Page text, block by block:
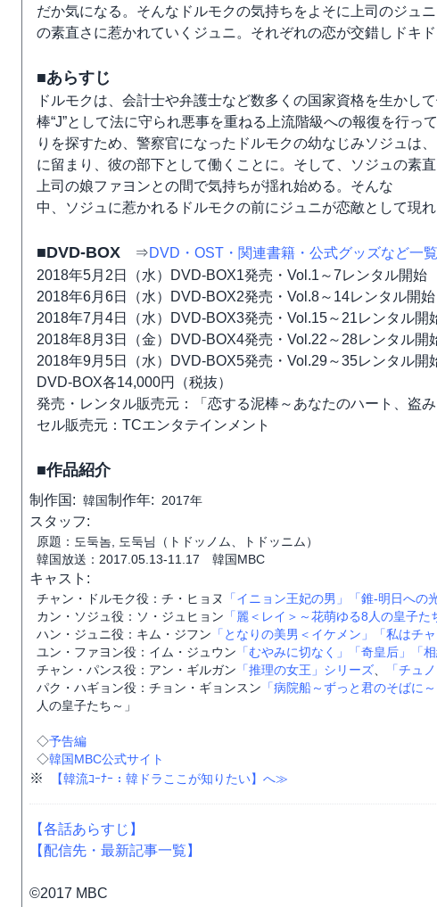
だか気になる。そんなドルモクの気持ちをよそに上司のジュ
の素直さに惹かれていくジュニ。それぞれの恋が交錯しドキ
■あらすじ
ドルモクは、会計士や弁護士など数多くの国家資格を生かし
棒“J”として法に守られ悪事を重ねる上流階級への報復を行
りを探すため、警察官になったドルモクの幼なじみソジュは
に留まり、彼の部下として働くことに。そして、ソジュの素
上司の娘ファヨンとの間で気持ちが揺れ始める。そんな
中、ソジュに惹かれるドルモクの前にジュニが恋敵として現
■DVD-BOX ⇒DVD・OST・関連書籍・公式グッズなど一
2018年5月2日（水）DVD-BOX1発売・Vol.1～7レンタル開始
2018年6月6日（水）DVD-BOX2発売・Vol.8～14レンタル開始
2018年7月4日（水）DVD-BOX3発売・Vol.15～21レンタル開
2018年8月3日（金）DVD-BOX4発売・Vol.22～28レンタル開
2018年9月5日（水）DVD-BOX5発売・Vol.29～35レンタル開
DVD-BOX各14,000円（税抜）
発売・レンタル販売元：「恋する泥棒～あなたのハート、盗
セル販売元：TCエンタテインメント
■作品紹介
制作国: 韓国制作年: 2017年
スタッフ:
原題：도둑놈, 도둑님（トドッノム、トドッニム）
韓国放送：2017.05.13-11.17 韓国MBC
キャスト:
チャン・ドルモク役：チ・ヒョヌ 「イニョン王妃の男」 「錐-明日への
カン・ソジュ役：ソ・ジュヒョン 「麗＜レイ＞～花萌ゆる8人の皇子た
ハン・ジュニ役：キム・ジフン 「となりの美男＜イケメン」 「私はチ
ユン・ファヨン役：イム・ジュウン 「むやみに切なく」 「奇皇后」
「
チャン・パンス役：アン・ギルガン 「推理の女王」シリーズ 「チュ
パク・ハギョン役：チョン・ギョンスン 「病院船～ずっと君のそばに～
人の皇子たち～」
◇予告編
◇韓国MBC公式サイト
※ 【韓流ｺｰﾅｰ：韓ドラここが知りたい】へ≫
【各話あらすじ】
【配信先・最新記事一覧】
©2017 MBC